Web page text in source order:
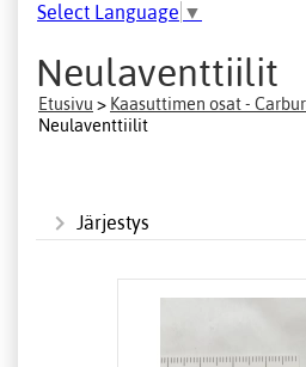
Select Language ▼
Neulaventtiilit
Etusivu > Kaasuttimen osat -
Neulaventtiilit
Järjestys